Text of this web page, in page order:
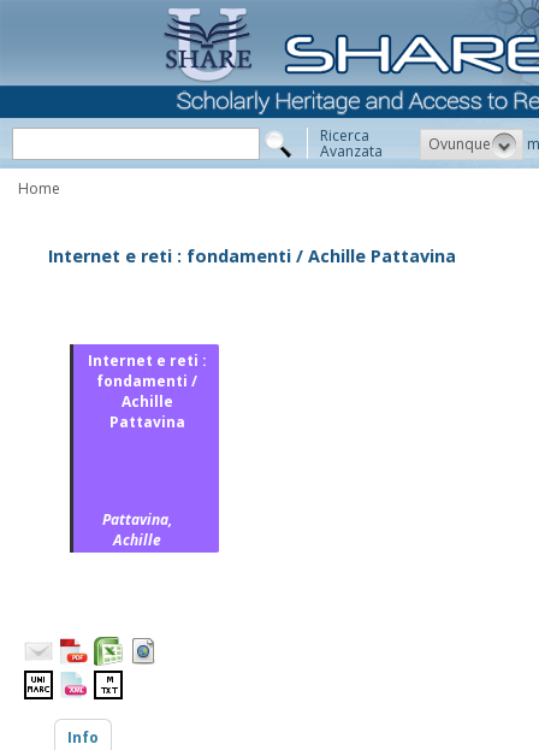
Ricerca
Avanzata Ovunque
Home
Internet e reti : fondamenti / Achille Pattavina
Internet e reti :
fondamenti /
Achille
Pattavina
Pattavina,
Achille
Info